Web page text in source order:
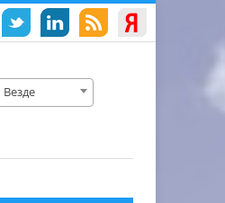
Везде